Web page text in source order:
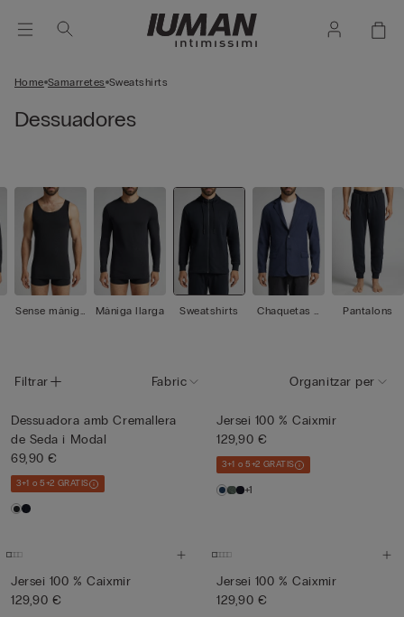
Home Samarretes Sweatshirts
Dessuadores
Sense mànigu
Màniga llarga Sweatshirts
Chaquetas /
Pantalons
Filtrar Fabric Organitzar per
Dessuadora amb Cremallera
de Seda i Modal
69,90 €
3+1 o 5+2 GRATIS
Jersei 100 % Caixmir
129,90 €
3+1 o 5+2 GRATIS
+1
Jersei 100 % Caixmir
129,90 €
Jersei 100 % Caixmir
129,90 €